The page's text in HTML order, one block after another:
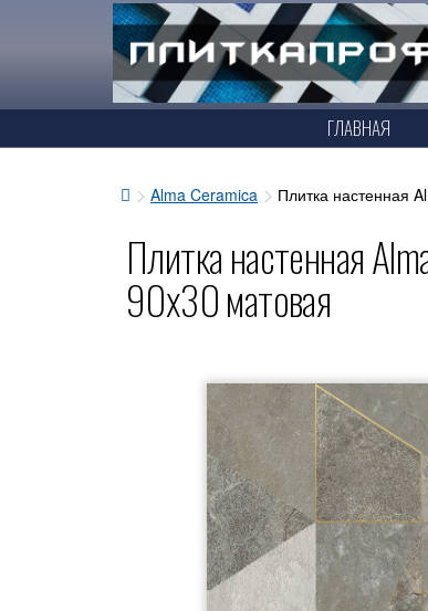
ГЛАВНАЯ
Alma Ceramica Плитка настенная
Плитка настенная
90x30 матовая